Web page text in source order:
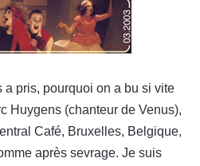
pris, pourquoi on a bu si vite
Huygens (chanteur de Venus),
Café, Bruxelles, Belgique,
après sevrage. Je suis